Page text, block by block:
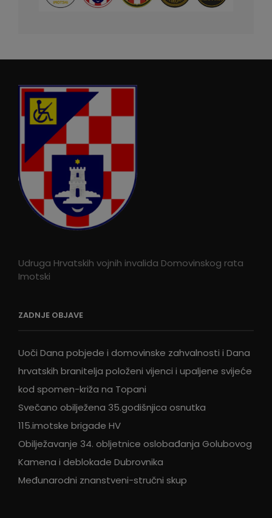
Udruga Hrvatskih vojnih invalida Domovinskog rata
Imotski
ZADNJE OBJAVE
Uoči Dana pobjede i domovinske zahvalnosti i Dana
hrvatskih branitelja položeni vijenci i upaljene svijeće
kod spomen-križa na Topani
Svečano obilježena 35.godišnjica osnutka
115.imotske brigade HV
Obilježavanje 34. obljetnice oslobađanja Golubovog
Kamena i deblokade Dubrovnika
Međunarodni znanstveni-stručni skup